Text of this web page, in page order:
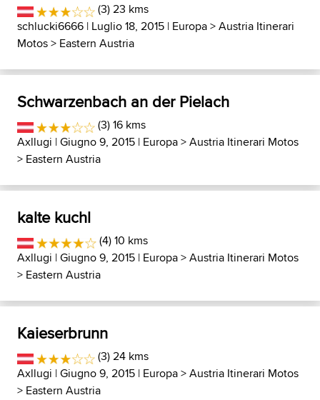
(3) 23 kms
schlucki6666 | Luglio 18, 2015 | Europa>Austria Itinerari
Motos> Eastern Austria
Schwarzenbach an der Pielach
(3) 16 kms
Axllugi | Giugno 9, 2015 | Europa>Austria Itinerari Motos
> Eastern Austria
kalte kuchl
(4) 10 kms
Axllugi | Giugno 9, 2015 | Europa>Austria Itinerari Motos
> Eastern Austria
Kaieserbrunn
(3) 24 kms
Axllugi | Giugno 9, 2015 | Europa>Austria Itinerari Motos
> Eastern Austria